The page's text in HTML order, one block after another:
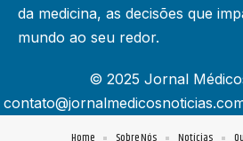
da medicina, as decisões que
mundo ao seu redor.
© 2025 Jornal